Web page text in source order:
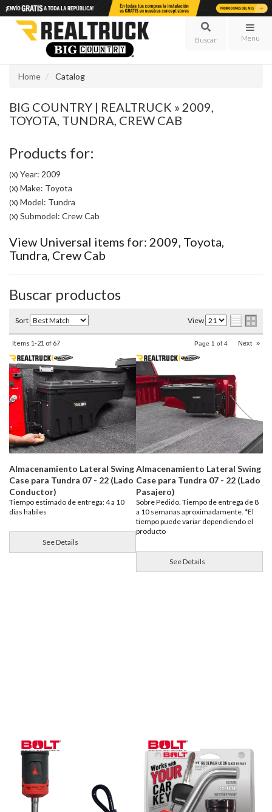
Menu
Home Catalog
BIG COUNTRY | REALTRUCK » 2009,
TOYOTA, TUNDRA, CREW CAB
Products for:
(X) Year: 2009
(X) Make: Toyota
(X) Model: Tundra
(X) Submodel: Crew Cab
View Universal items for: 2009, Toyota,
Tundra, Crew Cab
Buscar productos
Sort View
Items 1-21 of 67 Page 1 of 4 Next »
Almacenamiento Lateral Swing
Case para Tundra 07 - 22 (Lado
Conductor)
Tiempo estimado de entrega: 4 a 10
dias habiles
See Details
Almacenamiento Lateral Swing
Case para Tundra 07 - 22 (Lado
Pasajero)
Sobre Pedido. Tiempo de entrega de 8
a 10 semanas aproximadamente. *El
tiempo puede variar dependiendo el
producto
See Details